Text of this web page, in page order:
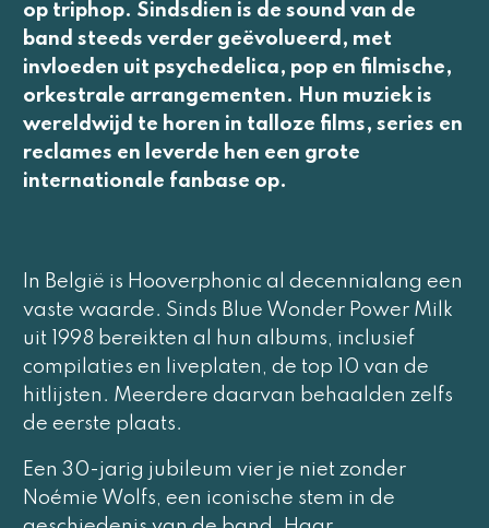
op triphop. Sindsdien is de sound van de
band steeds verder geëvolueerd, met
invloeden uit psychedelica, pop en filmische,
orkestrale arrangementen. Hun muziek is
wereldwijd te horen in talloze films, series en
reclames en leverde hen een grote
internationale fanbase op.
In België is Hooverphonic al decennialang een
vaste waarde. Sinds Blue Wonder Power Milk
uit 1998 bereikten al hun albums, inclusief
compilaties en liveplaten, de top 10 van de
hitlijsten. Meerdere daarvan behaalden zelfs
de eerste plaats.
Een 30-jarig jubileum vier je niet zonder
Noémie Wolfs, een iconische stem in de